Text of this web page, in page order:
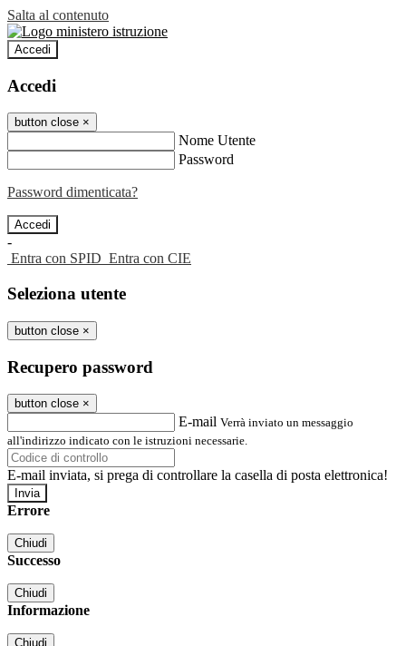
Salta al contenuto
Accedi
Accedi
button close ×
Nome Utente
Password
Password dimenticata?
-
Entra con SPID Entra con CIE
Seleziona utente
button close ×
Recupero password
button close ×
E-mail Verrà inviato un messaggio
all'indirizzo indicato con le istruzioni necessarie.
E-mail inviata, si prega di controllare la casella di posta elettronica!
Errore
Chiudi
Successo
Chiudi
Informazione
Chiudi